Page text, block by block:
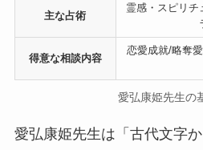
主な占術
霊感・スピリチ
得意な相談内容
恋愛成就/略奪
愛弘康姫先生の
愛弘康姫先生は「古代文字